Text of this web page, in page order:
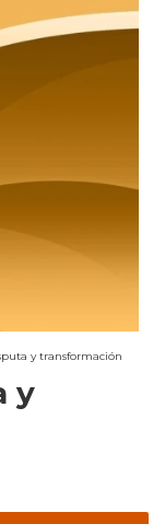
y transformación
y